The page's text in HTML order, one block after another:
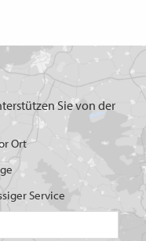
Sie von der
Ort
Service